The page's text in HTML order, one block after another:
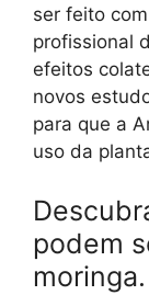
ser feito
profissional
efeitos
novos
para que a
uso da
podem
moringa.